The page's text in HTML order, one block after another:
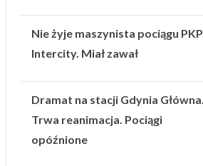
Nie żyje maszynista pociągu PKP
Intercity. Miał zawał
Dramat na stacji Gdynia Główna.
Trwa reanimacja. Pociągi
opóźnione